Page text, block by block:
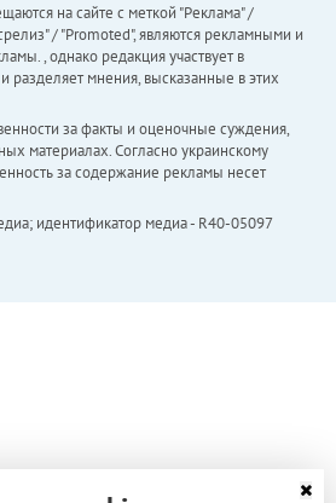
на сайте с меткой "Реклама" /
/ "Promoted", являются рекламными и
, однако редакция участвует в
разделяет мнения, высказанные в этих
за факты и оценочные суждения,
материалах. Согласно украинскому
за содержание рекламы несет
идентификатор медиа - R40-05097